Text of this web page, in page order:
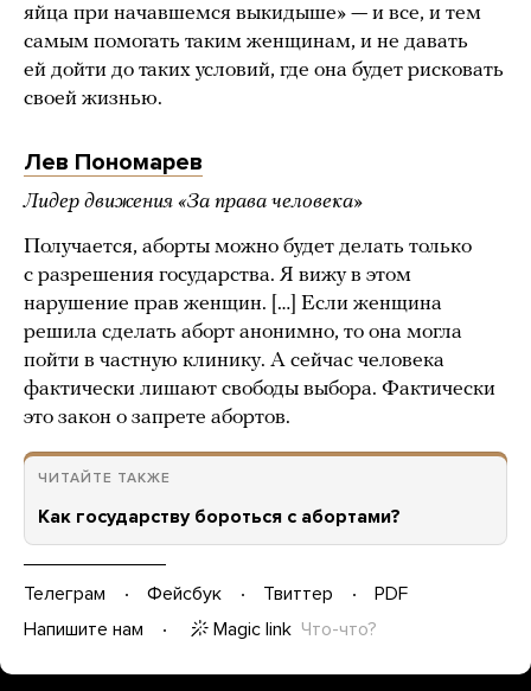
яйца при начавшемся выкидыше» — и все, и тем
самым помогать таким женщинам, и не давать
ей дойти до таких условий, где она будет рисковать
своей жизнью.
Лев Пономарев
Лидер движения «За права человека»
Получается, аборты можно будет делать только
с разрешения государства. Я вижу в этом
нарушение прав женщин. […] Если женщина
решила сделать аборт анонимно, то она могла
пойти в частную клинику. А сейчас человека
фактически лишают свободы выбора. Фактически
это закон о запрете абортов.
ЧИТАЙТЕ ТАКЖЕ
Как государству бороться с абортами?
Телеграм Фейсбук Твиттер
PDF
Напишите нам
Magic link Что-что?